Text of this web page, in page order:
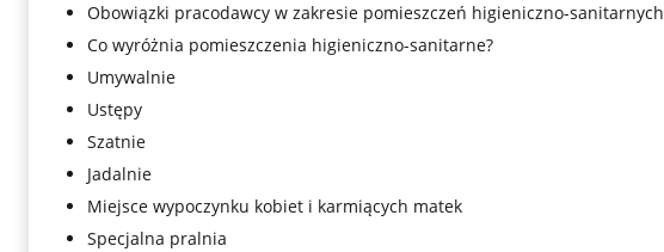
Obowiązki pracodawcy w zakresie pomieszczeń higieniczno-sanitarnych
Co wyróżnia pomieszczenia higieniczno-sanitarne?
Umywalnie
Ustępy
Szatnie
Jadalnie
Miejsce wypoczynku kobiet i karmiących matek
Specjalna pralnia